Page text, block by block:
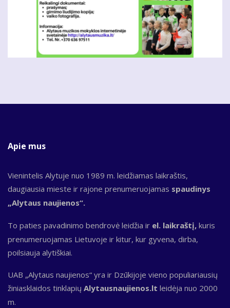
Apie mus
Vienintelis Alytuje nuo 1989 m. leidžiamas laikraštis,
daugiausia mieste ir rajone prenumeruojamas spaudinys
„Alytaus naujienos“.
To paties pavadinimo bendrovė leidžia ir el. laikraštį, kuris
prenumeruojamas Lietuvoje ir kitur, kur gyvena, dirba,
poilsiauja alytiškiai.
UAB „Alytaus naujienos“ yra ir Dzūkijoje vieno populiariausių
žiniasklaidos tinklapių Alytausnaujienos.lt leidėja nuo 2000
m.